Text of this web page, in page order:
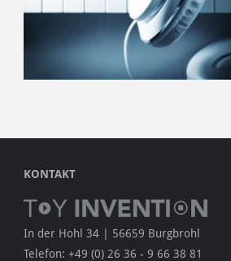
KONTAKT
In der Hohl 34 | 56659 Burgbrohl
Telefon: +49 (0) 26 36 - 9 66 38 81